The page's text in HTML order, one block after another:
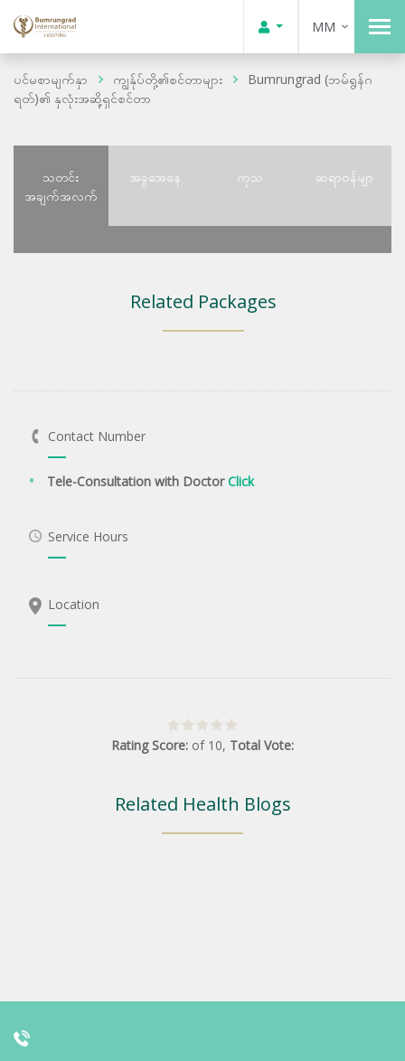
MM
ပင်မစာမျက်နှာ ကျွန်ုပ်တို့၏စင်တာများ
Bumrungrad (ဘမ်ရွန်ဂ
ရတ်)၏ နှလုံးအဆို့ရှင်စင်တာ
သတင်း
အချက်အလက်
အခွအေနေ ကုသ ဆရာဝန်မျာ
Related Packages
Contact Number
Tele-Consultation with DoctorClick
Service Hours
Location
Rating Score: of 10, Total Vote:
Related Health Blogs